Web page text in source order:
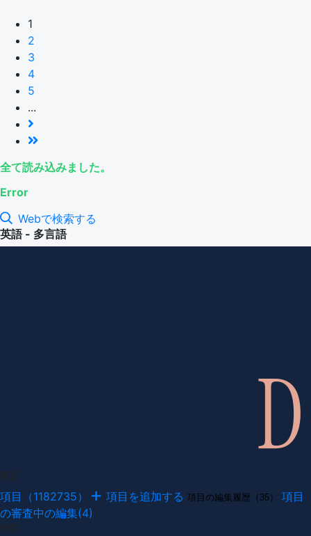
1
2
3
4
5
...
全て読み込みました。
Error
Webで検索する
英語 - 多言語
項目（1182735） 項目を追加する 項目の編集履歴（35）
項目
の審査中の編集(4)